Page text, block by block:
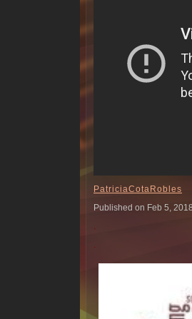
PatriciaCotaRobles
Published on Feb 5,
.
.